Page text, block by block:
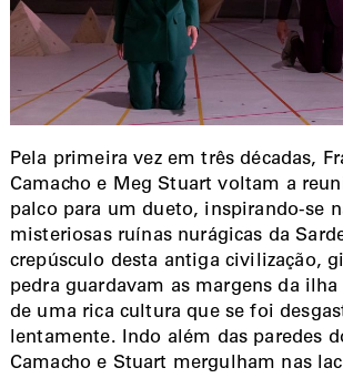
Pela primeira vez em três décadas,
Camacho e Meg Stuart voltam a
palco para um dueto, inspirando-se
misteriosas ruínas nurágicas da
crepúsculo desta antiga civilização,
pedra guardavam as margens da
de uma rica cultura que se foi
lentamente. Indo além das paredes
Camacho e Stuart mergulham nas